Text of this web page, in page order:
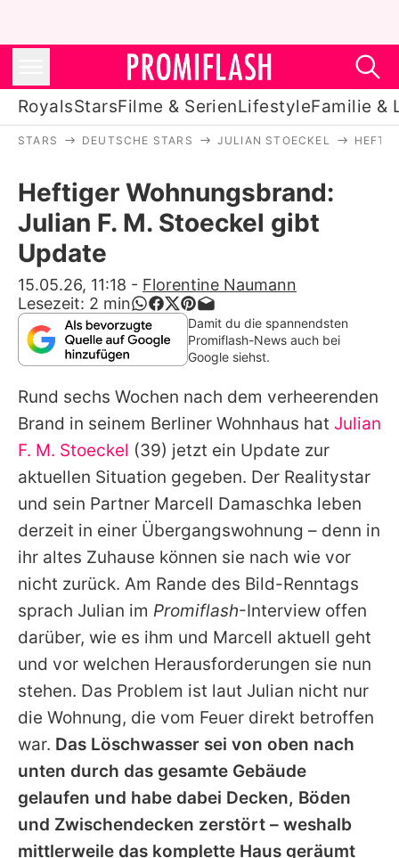
RoyalsStarsFilme & SerienLifestyleFamilie &
Stars
Filme & Serien
Lifestyle
Familie & Liebe
Promiflash Exklusiv
Alle Themen auf Promiflash
Jobs
App runterladen
Team
Redaktionelle Richtlinien
Impressum
Datenschutzerklärung
Nutzungsbedingungen
Utiq verwalten
STARS DEUTSCHE STARS JULIAN STOECKEL
Heftiger Wohnungsbrand:
Julian F. M. Stoeckel gibt
Update
15.05.26, 11:18 - Florentine Naumann
Lesezeit: 2 min
Damit du die spannendsten
Promiflash-News auch bei
Google siehst.
Rund sechs Wochen nach dem verheerenden
Brand in seinem Berliner Wohnhaus hat Julian
F. M. Stoeckel (39) jetzt ein Update zur
aktuellen Situation gegeben. Der Realitystar
und sein Partner Marcell Damaschka leben
derzeit in einer Übergangswohnung – denn in
ihr altes Zuhause können sie nach wie vor
nicht zurück. Am Rande des Bild-Renntags
sprach Julian im Promiflash-Interview offen
darüber, wie es ihm und Marcell aktuell geht
und vor welchen Herausforderungen sie nun
stehen. Das Problem ist laut Julian nicht nur
die Wohnung, die vom Feuer direkt betroffen
war. Das Löschwasser sei von oben nach
unten durch das gesamte Gebäude
gelaufen und habe dabei Decken, Böden
und Zwischendecken zerstört – weshalb
mittlerweile das komplette Haus geräumt